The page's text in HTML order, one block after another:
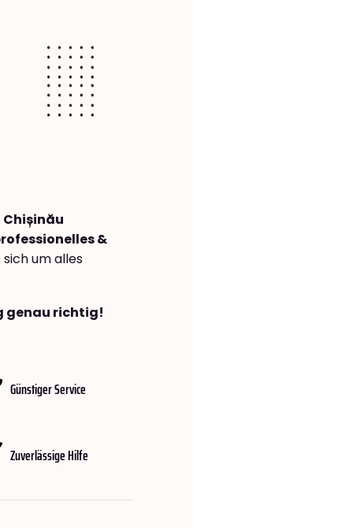
&
sich um alles
genau richtig!
Günstiger Service
Zuverlässige Hilfe